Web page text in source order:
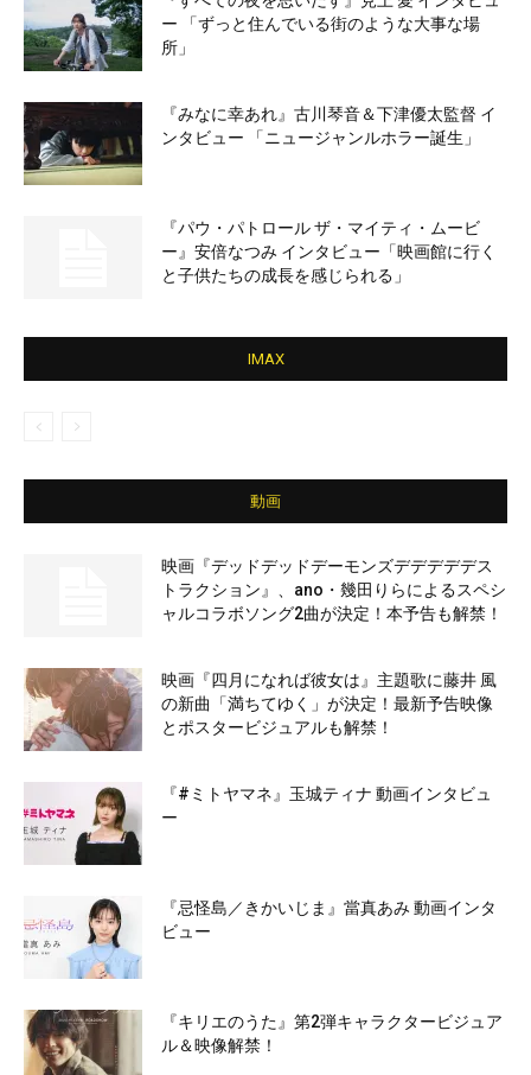
ー 「ずっと住んでいる街のような大事な場
所」
『みなに幸あれ』古川琴音＆下津優太監督 イ
ンタビュー 「ニュージャンルホラー誕生」
『パウ・パトロール ザ・マイティ・ムービ
ー』安倍なつみ インタビュー「映画館に行く
と子供たちの成長を感じられる」
IMAX
動画
映画『デッドデッドデーモンズデデデデデス
トラクション』、ano・幾田りらによるスペシ
ャルコラボソング2曲が決定！本予告も解禁！
映画『四月になれば彼女は』主題歌に藤井 風
の新曲「満ちてゆく」が決定！最新予告映像
とポスタービジュアルも解禁！
『#ミトヤマネ』玉城ティナ 動画インタビュ
ー
『忌怪島／きかいじま』當真あみ 動画インタ
ビュー
『キリエのうた』第2弾キャラクタービジュア
ル＆映像解禁！